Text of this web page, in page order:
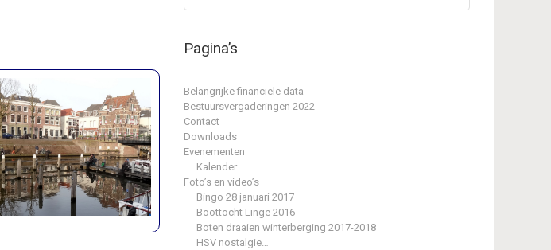
Pagina’s
Belangrijke financiële data
Bestuursvergaderingen 2022
Contact
Downloads
Evenementen
Kalender
Foto’s en video’s
Bingo 28 januari 2017
Boottocht Linge 2016
Boten draaien winterberging 2017-2018
HSV nostalgie…